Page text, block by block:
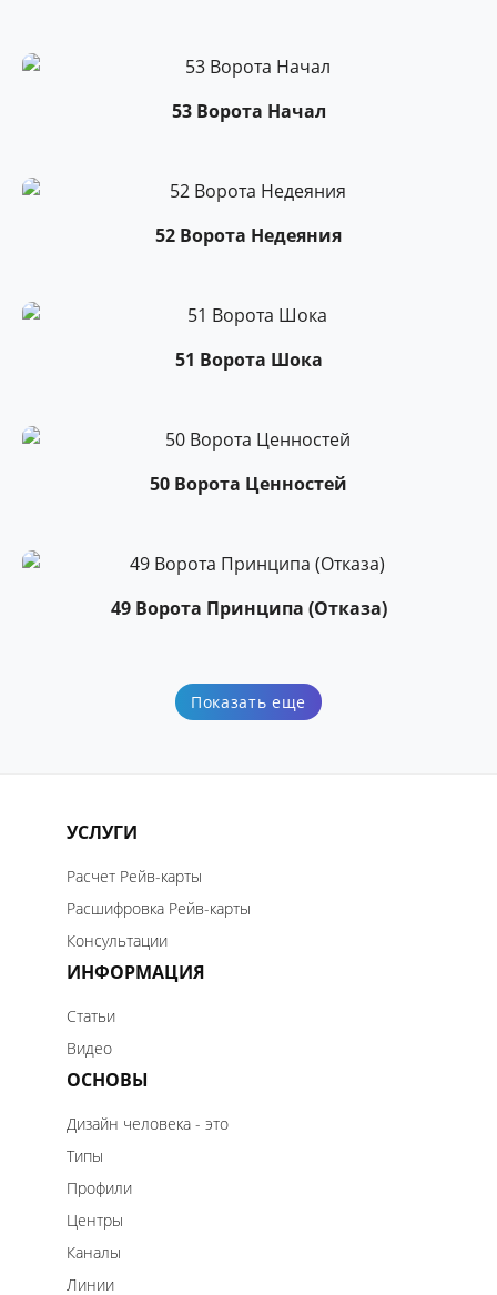
53 Ворота Начал
52 Ворота Недеяния
51 Ворота Шока
50 Ворота Ценностей
49 Ворота Принципа (Отказа)
Показать еще
47 Ворота Реализации
46 Ворота Собственной Решимости
УСЛУГИ
Расчет Рейв-карты
Расшифровка Рейв-карты
Консультации
ИНФОРМАЦИЯ
Статьи
Видео
ОСНОВЫ
Дизайн человека - это
Типы
Профили
Центры
Каналы
Линии